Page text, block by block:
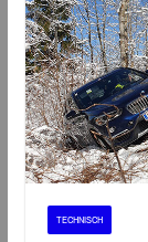
TECHNISCH